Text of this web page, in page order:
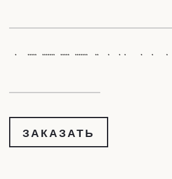
* ***** ******* ***** ******* ** * * * * * *